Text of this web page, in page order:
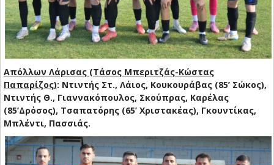
Απόλλων Λάρισας (Τάσος Μπεριτζάς-Κώστας
Παπαρίζος): Ντιντής Στ., Λάιος, Κουκουράβας (85’ Σώκος),
Ντιντής Θ., Γιαννακόπουλος, Σκούπρας, Καρέλας
(85’Δρόσος), Τσαπατόρης (65’ Χριστακέας), Γκουντίκας,
Μπλέντι, Πασσιάς.